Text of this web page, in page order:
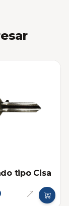
tipo Cisa